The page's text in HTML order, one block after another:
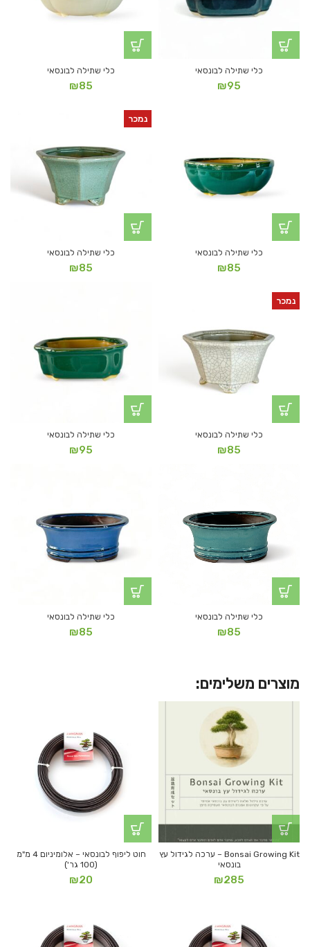
כלי שתילה לבונסאי
₪95
כלי שתילה לבונסאי
₪85
כלי שתילה לבונסאי
₪85
נמכר
כלי שתילה לבונסאי
₪85
נמכר
כלי שתילה לבונסאי
₪85
כלי שתילה לבונסאי
₪95
כלי שתילה לבונסאי
₪85
כלי שתילה לבונסאי
₪85
מוצרים משלימים:
Bonsai Growing Kit – ערכה לגידול עץ
בונסאי
₪285
חוט ליפוף לבונסאי – אלומיניום 4 מ"מ
(100 גר')
₪20